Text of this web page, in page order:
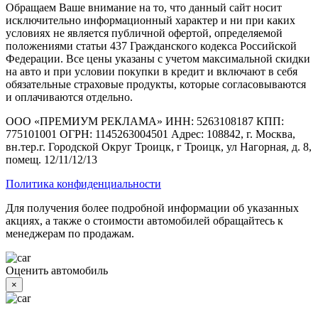
Обращаем Ваше внимание на то, что данный сайт носит
исключительно информационный характер и ни при каких
условиях не является публичной офертой, определяемой
положениями статьи 437 Гражданского кодекса Российской
Федерации. Все цены указаны с учетом максимальной скидки
на авто и при условии покупки в кредит и включают в себя
обязательные страховые продукты, которые согласовываются
и оплачиваются отдельно.
ООО «ПРЕМИУМ РЕКЛАМА» ИНН: 5263108187 КПП:
775101001 ОГРН: 1145263004501 Адрес: 108842, г. Москва,
вн.тер.г. Городской Округ Троицк, г Троицк, ул Нагорная, д. 8,
помещ. 12/11/12/13
Политика конфиденциальности
Для получения более подробной информации об указанных
акциях, а также о стоимости автомобилей обращайтесь к
менеджерам по продажам.
Оценить автомобиль
×